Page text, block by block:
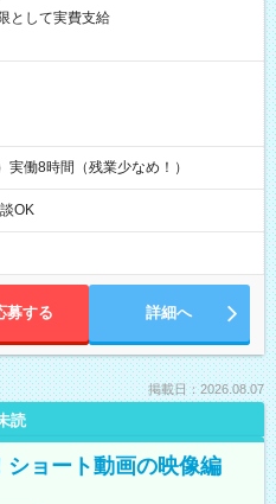
として実費支給
働8時間（残業少なめ！）
OK
募する 詳細へ
掲載日：2026.08.07
読
ョート動画の映像編